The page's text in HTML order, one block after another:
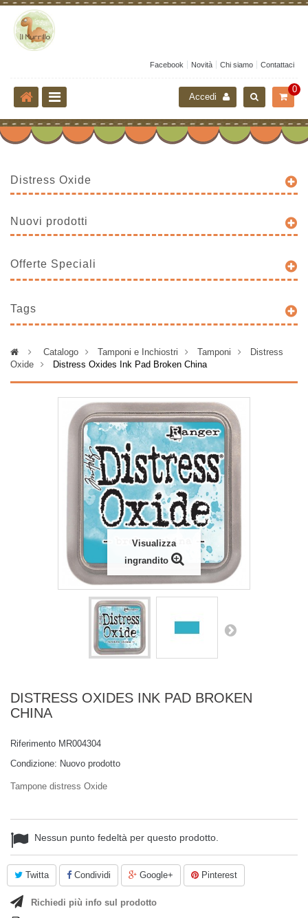
Facebook Novità Chi siamo Contattaci
0
Accedi
Distress Oxide
Nuovi prodotti
Offerte Speciali
Tags
> Catalogo > Tamponi e Inchiostri > Tamponi >
Distress
Oxide
> Distress Oxides Ink Pad Broken China
Visualizza
ingrandito
DISTRESS OXIDES INK PAD BROKEN
CHINA
Riferimento MR004304
Condizione: Nuovo prodotto
Tampone distress Oxide
Nessun punto fedeltà per questo prodotto.
Twitta Condividi Google+ Pinterest
Richiedi più info sul prodotto